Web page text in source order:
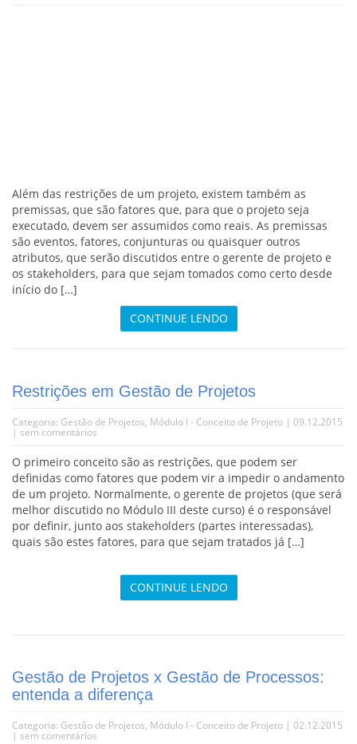
Além das restrições de um projeto, existem também as
premissas, que são fatores que, para que o projeto seja
executado, devem ser assumidos como reais. As premissas
são eventos, fatores, conjunturas ou quaisquer outros
atributos, que serão discutidos entre o gerente de projeto e
os stakeholders, para que sejam tomados como certo desde
início do […]
CONTINUE LENDO
Restrições em Gestão de Projetos
Categoria: Gestão de Projetos, Módulo I - Conceito de Projeto | 09.12.2015
| sem comentários
O primeiro conceito são as restrições, que podem ser
definidas como fatores que podem vir a impedir o andamento
de um projeto. Normalmente, o gerente de projetos (que será
melhor discutido no Módulo III deste curso) é o responsável
por definir, junto aos stakeholders (partes interessadas),
quais são estes fatores, para que sejam tratados já […]
CONTINUE LENDO
Gestão de Projetos x Gestão de Processos:
entenda a diferença
Categoria: Gestão de Projetos, Módulo I - Conceito de Projeto | 02.12.2015
| sem comentários